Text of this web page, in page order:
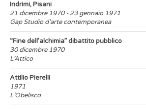
Indrimi, Pisani
21 dicembre 1970 - 23 gennaio 1971
Gap Studio d’arte contemporanea
“Fine dell’alchimia” dibattito pubblico
30 dicembre 1970
L’Attico
Attilio Pierelli
1971
L’Obelisco